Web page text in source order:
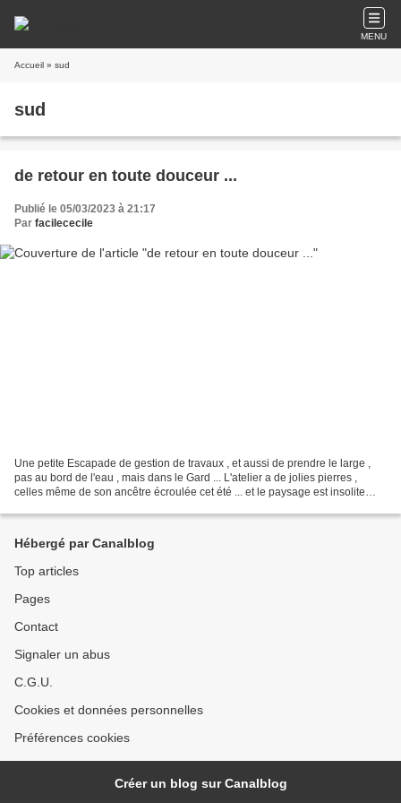
MENU
Accueil » sud
sud
de retour en toute douceur ...
Publié le 05/03/2023 à 21:17
Par facilececile
Une petite Escapade de gestion de travaux , et aussi de prendre le large ,
pas au bord de l'eau , mais dans le Gard ... L'atelier a de jolies pierres ,
celles même de son ancêtre écroulée cet été ... et le paysage est insolite
Hébergé par Canalblog
Top articles
Pages
Contact
Signaler un abus
C.G.U.
Cookies et données personnelles
Préférences cookies
Créer un blog sur Canalblog